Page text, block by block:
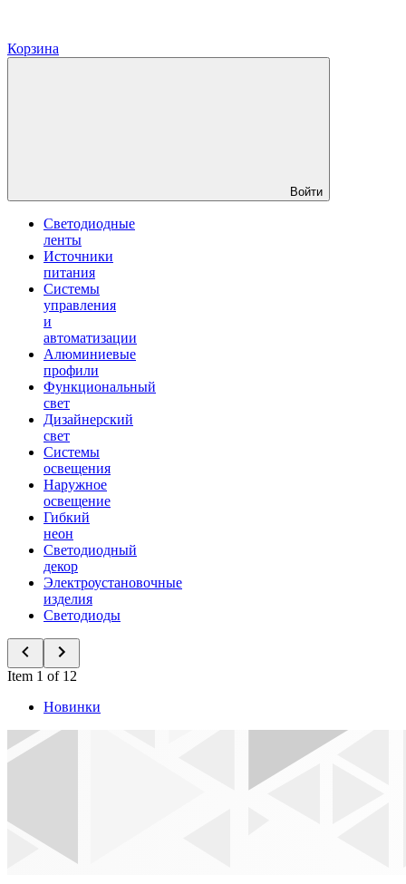
Корзина
Войти
Светодиодные
ленты
Источники
питания
Системы
управления
и
автоматизации
Алюминиевые
профили
Функциональный
свет
Дизайнерский
свет
Системы
освещения
Наружное
освещение
Гибкий
неон
Светодиодный
декор
Электроустановочные
изделия
Светодиоды
Item 1 of 12
Новинки